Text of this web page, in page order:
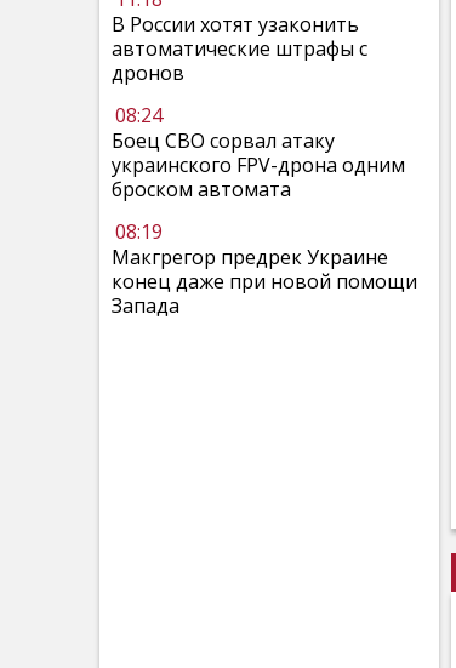
В России хотят узаконить
автоматические штрафы с
дронов
08:24
Боец СВО сорвал атаку
украинского FPV-дрона одним
броском автомата
08:19
Макгрегор предрек Украине
конец даже при новой помощи
Запада